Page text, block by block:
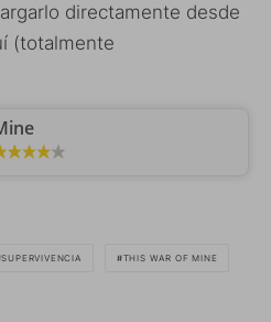
directamente desde
(totalmente
SUPERVIVENCIA THIS WAR OF MINE